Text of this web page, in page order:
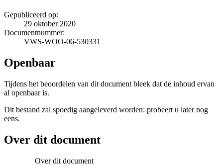
Gepubliceerd op:
29 oktober 2020
Documentnummer:
VWS-WOO-06-530331
Openbaar
Tijdens het beoordelen van dit document bleek dat de inhoud ervan
al openbaar is.
Dit bestand zal spoedig aangeleverd worden: probeert u later nog
eens.
Over dit document
Over dit document